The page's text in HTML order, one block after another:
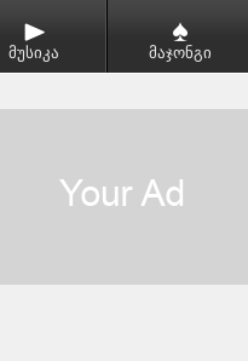
მუსიკა მაჯონგი